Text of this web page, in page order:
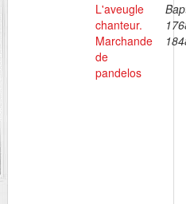
L'aveugle
chanteur.
Marchande
de
pandelos